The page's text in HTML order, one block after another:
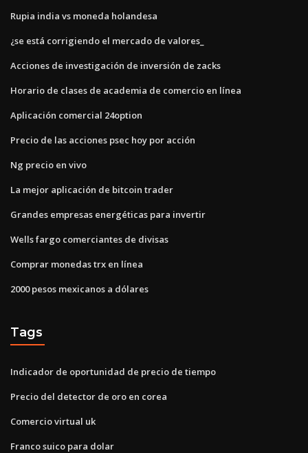
Rupia india vs moneda holandesa
¿se está corrigiendo el mercado de valores_
Acciones de investigación de inversión de zacks
Horario de clases de academia de comercio en línea
Aplicación comercial 24option
Precio de las acciones psec hoy por acción
Ng precio en vivo
La mejor aplicación de bitcoin trader
Grandes empresas energéticas para invertir
Wells fargo comerciantes de divisas
Comprar monedas trx en línea
2000 pesos mexicanos a dólares
Tags
Indicador de oportunidad de precio de tiempo
Precio del detector de oro en corea
Comercio virtual uk
Franco suico para dolar